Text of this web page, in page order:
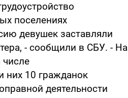
поселениях
девушек заставляли
- сообщили в СБУ. - На
них 10 гражданок
деятельности